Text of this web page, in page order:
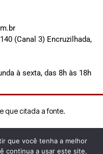
(Canal 3) Encruzilhada,
à sexta, das 8h às 18h
que citada a fonte.
que você tenha a melhor
continua a usar este site,